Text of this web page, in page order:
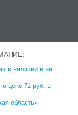
в наличии и на
цене 71 руб. в
область»